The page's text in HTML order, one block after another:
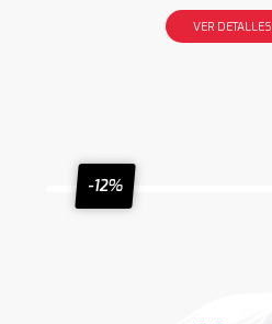
VER DETALLES
-12%